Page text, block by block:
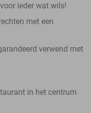
ieder wat wils!
met een
verwend met
in het centrum